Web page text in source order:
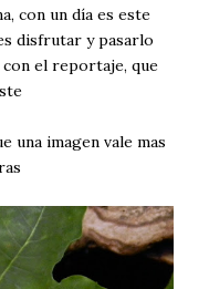
con un día es este
disfrutar y pasarlo
con el reportaje, que
una imagen vale mas